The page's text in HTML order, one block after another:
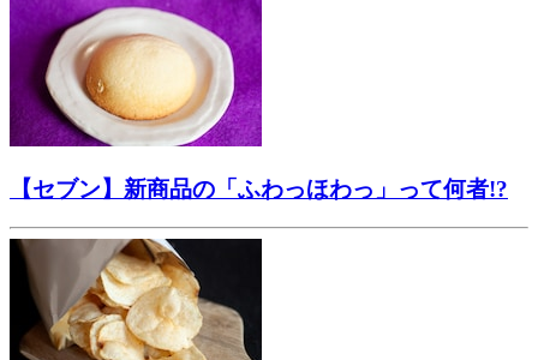
【セブン】新商品の「ふわっほわっ」って何者!?